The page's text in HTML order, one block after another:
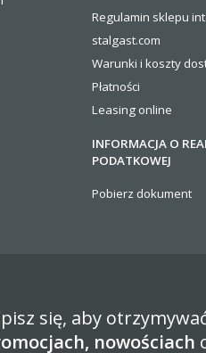
Regulamin sklepu
stalgast.com
Warunki i koszty
Płatności
Leasing online
INFORMACJA O
PODATKOWEJ
Pobierz dokument
się, aby
nowościach